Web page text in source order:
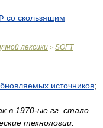
со скользящим
лексики > SOFT
источников;
в 1970-ые гг. стало
технологии: